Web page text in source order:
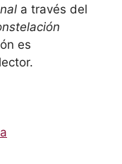
a través del
es